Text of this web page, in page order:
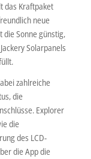
das Kraftpaket
neue
die Sonne günstig,
Solarpanels
zahlreiche
die
Explorer
die
des LCD-
die App die